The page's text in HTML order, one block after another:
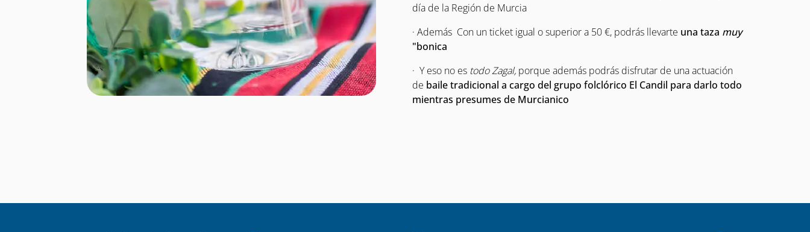
día de la Región de Murcia
· Además Con un ticket igual o superior a 50 €, podrás llevarte una taza muy
"bonica
· Y eso no es todo Zagal, porque además podrás disfrutar de una actuación
de baile tradicional a cargo del grupo folclórico El Candil para darlo todo
mientras presumes de Murcianico